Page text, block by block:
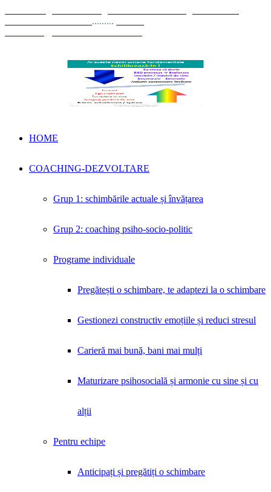
.........
HOME
COACHING-DEZVOLTARE
Grup 1: schimbările actuale și învățarea
Grup 2: coaching psiho-socio-politic
Programe individuale
Pregătești o schimbare, te adaptezi la o schimbare
Gestionezi constructiv emoțiile și reduci stresul
Carieră mai bună, bani mai mulți
Maturizare psihosocială și armonie cu sine și cu
alții
Pentru echipe
Anticipați și pregătiți o schimbare